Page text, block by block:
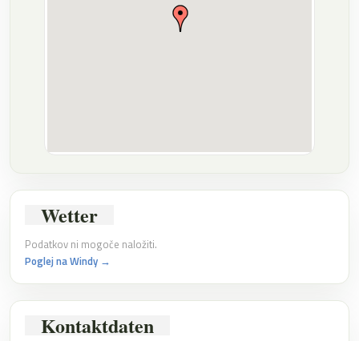
Wetter
Podatkov ni mogoče naložiti.
Poglej na Windy →
Kontaktdaten